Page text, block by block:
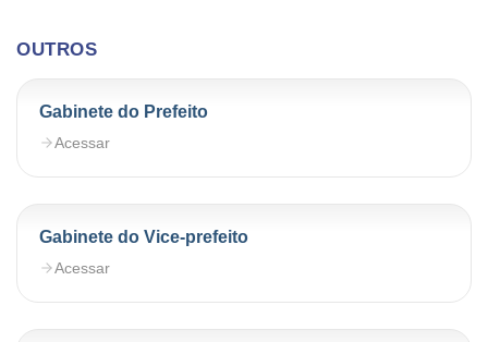
OUTROS
Gabinete do Prefeito
Acessar
Gabinete do Vice-prefeito
Acessar